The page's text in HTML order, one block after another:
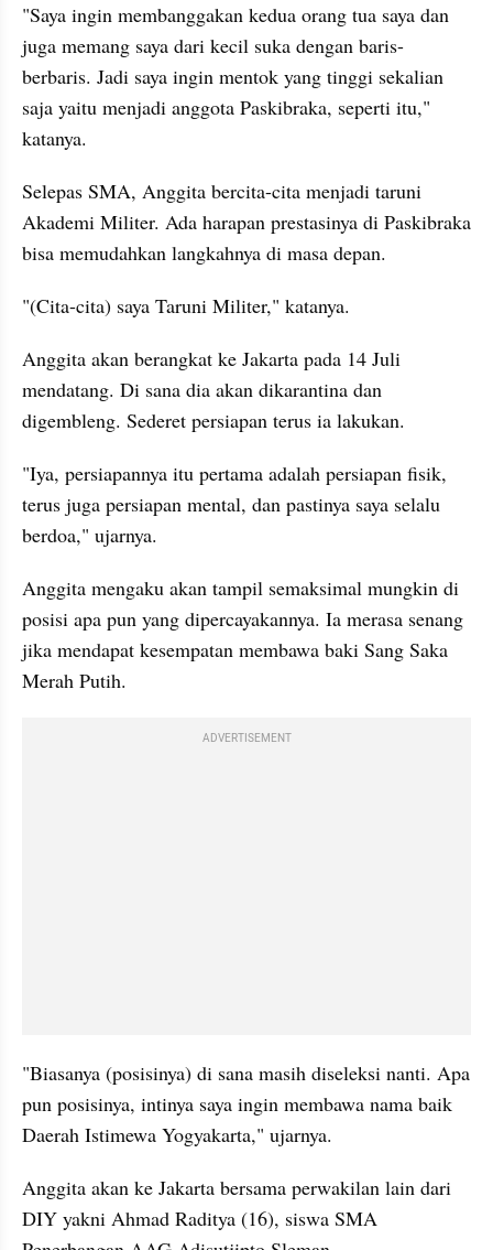
"Saya ingin membanggakan kedua orang tua saya dan
juga memang saya dari kecil suka dengan baris-
berbaris. Jadi saya ingin mentok yang tinggi sekalian
saja yaitu menjadi anggota Paskibraka, seperti itu,"
katanya.
Selepas SMA, Anggita bercita-cita menjadi taruni
Akademi Militer. Ada harapan prestasinya di Paskibraka
bisa memudahkan langkahnya di masa depan.
"(Cita-cita) saya Taruni Militer," katanya.
Anggita akan berangkat ke Jakarta pada 14 Juli
mendatang. Di sana dia akan dikarantina dan
digembleng. Sederet persiapan terus ia lakukan.
"Iya, persiapannya itu pertama adalah persiapan fisik,
terus juga persiapan mental, dan pastinya saya selalu
berdoa," ujarnya.
Anggita mengaku akan tampil semaksimal mungkin di
posisi apa pun yang dipercayakannya. Ia merasa senang
jika mendapat kesempatan membawa baki Sang Saka
Merah Putih.
ADVERTISEMENT
"Biasanya (posisinya) di sana masih diseleksi nanti. Apa
pun posisinya, intinya saya ingin membawa nama baik
Daerah Istimewa Yogyakarta," ujarnya.
Anggita akan ke Jakarta bersama perwakilan lain dari
DIY yakni Ahmad Raditya (16), siswa SMA